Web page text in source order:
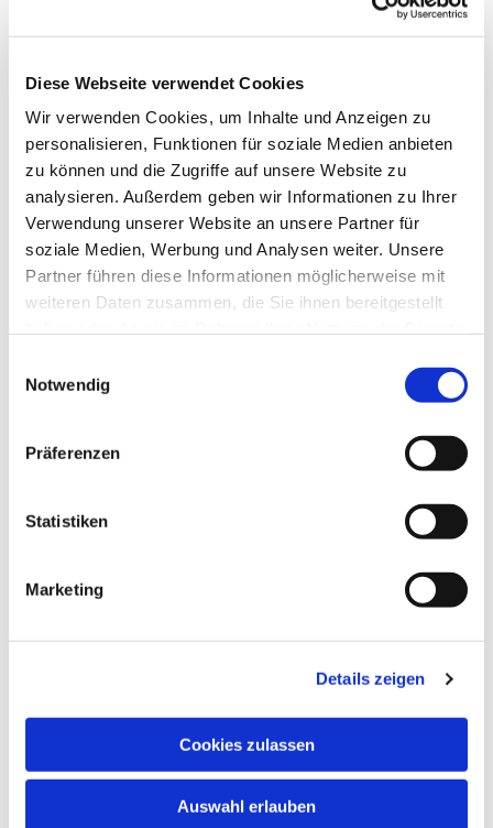
Diese Webseite verwendet Cookies
Wir verwenden Cookies, um Inhalte und Anzeigen zu
personalisieren, Funktionen für soziale Medien anbieten
zu können und die Zugriffe auf unsere Website zu
analysieren. Außerdem geben wir Informationen zu Ihrer
Verwendung unserer Website an unsere Partner für
soziale Medien, Werbung und Analysen weiter. Unsere
Partner führen diese Informationen möglicherweise mit
weiteren Daten zusammen, die Sie ihnen bereitgestellt
Notwendig
Präferenzen
Statistiken
Marketing
Details zeigen
Cookies zulassen
Auswahl erlauben